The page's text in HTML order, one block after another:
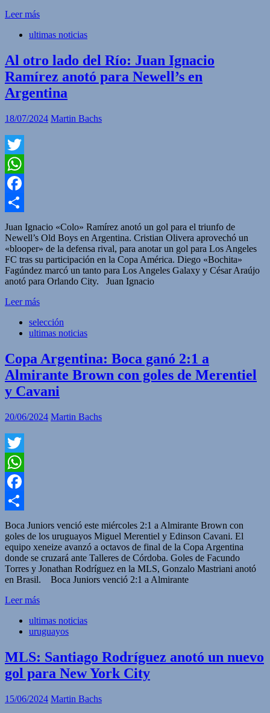
Leer más
ultimas noticias
Al otro lado del Río: Juan Ignacio
Ramírez anotó para Newell’s en
Argentina
18/07/2024 Martin Bachs
Twitter
WhatsApp
Facebook
Compartir
Juan Ignacio «Colo» Ramírez anotó un gol para el triunfo de
Newell’s Old Boys en Argentina. Cristian Olivera aprovechó un
«blooper» de la defensa rival, para anotar un gol para Los Angeles
FC tras su participación en la Copa América. Diego «Bochita»
Fagúndez marcó un tanto para Los Angeles Galaxy y César Araújo
anotó para Orlando City. Juan Ignacio
Leer más
selección
ultimas noticias
Copa Argentina: Boca ganó 2:1 a
Almirante Brown con goles de Merentiel
y Cavani
20/06/2024 Martin Bachs
Twitter
WhatsApp
Facebook
Compartir
Boca Juniors venció este miércoles 2:1 a Almirante Brown con
goles de los uruguayos Miguel Merentiel y Edinson Cavani. El
equipo xeneize avanzó a octavos de final de la Copa Argentina
donde se cruzará ante Talleres de Córdoba. Goles de Facundo
Torres y Jonathan Rodríguez en la MLS, Gonzalo Mastriani anotó
en Brasil. Boca Juniors venció 2:1 a Almirante
Leer más
ultimas noticias
uruguayos
MLS: Santiago Rodríguez anotó un nuevo
gol para New York City
15/06/2024 Martin Bachs